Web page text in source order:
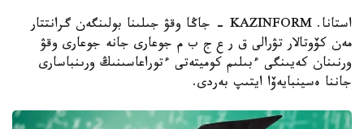
استانا. KAZINFORM - جاڭا وقۋ جىلىنا بولىنگەن گرانتتار
مەن كۆوتالار تۋرالى ق ر ع ج ب م جوعارى جانە جوعارى وقۋ
ورنىنان كەيىنگى ءبىلىم كوميتەتى ءتوراعاسىنىڭ ورىنباسارى
جاننا ەسينبايەۆا ايتىپ بەردى.